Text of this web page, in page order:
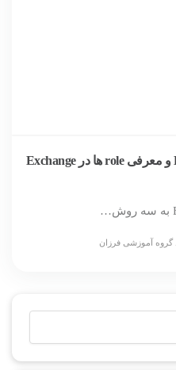
روش های نصب Exchange 2013 و معرفی role ها در Exchange
گروه آموزشی فرزان